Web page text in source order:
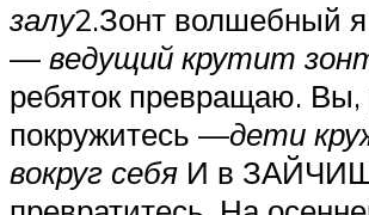
залу2.Зонт волшебный
— ведущий крутит
ребяток превращаю. Вы,
покружитесь —дети
вокруг себя И в